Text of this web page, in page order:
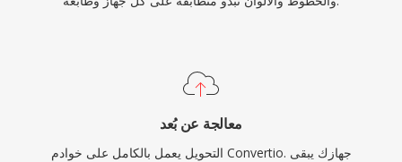
معالجة عن بُعد
التحويل يعمل بالكامل على خوادم Convertio. جهازك يبقى